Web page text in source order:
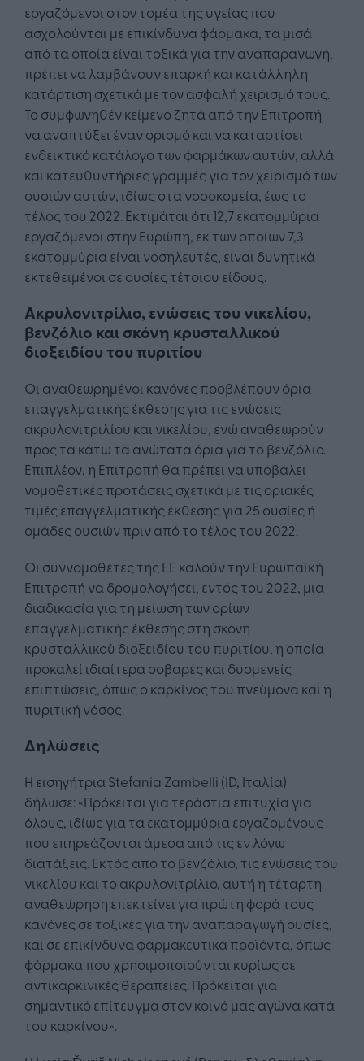
εργαζόμενοι στον τομέα της υγείας που
ασχολούνται με επικίνδυνα φάρμακα, τα μισά
από τα οποία είναι τοξικά για την αναπαραγωγή,
πρέπει να λαμβάνουν επαρκή και κατάλληλη
κατάρτιση σχετικά με τον ασφαλή χειρισμό τους.
Το συμφωνηθέν κείμενο ζητά από την Επιτροπή
να αναπτύξει έναν ορισμό και να καταρτίσει
ενδεικτικό κατάλογο των φαρμάκων αυτών, αλλά
και κατευθυντήριες γραμμές για τον χειρισμό των
ουσιών αυτών, ιδίως στα νοσοκομεία, έως το
τέλος του 2022. Εκτιμάται ότι 12,7 εκατομμύρια
εργαζόμενοι στην Ευρώπη, εκ των οποίων 7,3
εκατομμύρια είναι νοσηλευτές, είναι δυνητικά
εκτεθειμένοι σε ουσίες τέτοιου είδους.
Ακρυλονιτρίλιο, ενώσεις του νικελίου,
βενζόλιο και σκόνη κρυσταλλικού
διοξειδίου του πυριτίου
Οι αναθεωρημένοι κανόνες προβλέπουν όρια
επαγγελματικής έκθεσης για τις ενώσεις
ακρυλονιτριλίου και νικελίου, ενώ αναθεωρούν
προς τα κάτω τα ανώτατα όρια για το βενζόλιο.
Επιπλέον, η Επιτροπή θα πρέπει να υποβάλει
νομοθετικές προτάσεις σχετικά με τις οριακές
τιμές επαγγελματικής έκθεσης για 25 ουσίες ή
ομάδες ουσιών πριν από το τέλος του 2022.
Οι συννομοθέτες της ΕΕ καλούν την Ευρωπαϊκή
Επιτροπή να δρομολογήσει, εντός του 2022, μια
διαδικασία για τη μείωση των ορίων
επαγγελματικής έκθεσης στη σκόνη
κρυσταλλικού διοξειδίου του πυριτίου, η οποία
προκαλεί ιδιαίτερα σοβαρές και δυσμενείς
επιπτώσεις, όπως ο καρκίνος του πνεύμονα και η
πυριτική νόσος.
Δηλώσεις
Η εισηγήτρια Stefania Zambelli (ID, Ιταλία)
δήλωσε: «Πρόκειται για τεράστια επιτυχία για
όλους, ιδίως για τα εκατομμύρια εργαζομένους
που επηρεάζονται άμεσα από τις εν λόγω
διατάξεις. Εκτός από το βενζόλιο, τις ενώσεις του
νικελίου και το ακρυλονιτρίλιο, αυτή η τέταρτη
αναθεώρηση επεκτείνει για πρώτη φορά τους
κανόνες σε τοξικές για την αναπαραγωγή ουσίες,
και σε επικίνδυνα φαρμακευτικά προϊόντα, όπως
φάρμακα που χρησιμοποιούνται κυρίως σε
αντικαρκινικές θεραπείες. Πρόκειται για
σημαντικό επίτευγμα στον κοινό μας αγώνα κατά
του καρκίνου».